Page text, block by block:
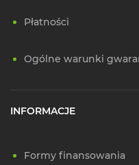
Płatności
Ogólne warunki
INFORMACJE
Formy finansowania